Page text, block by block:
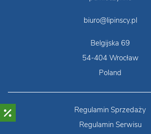
biuro@lipinscy.pl
Belgijska 69
54-404 Wrocław
Poland
Regulamin Sprzedaży
Regulamin Serwisu